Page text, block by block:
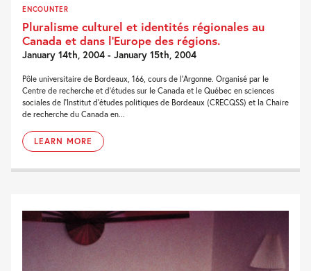
ENCOUNTER
Pluralisme culturel et identités régionales au
Canada et dans l’Europe des régions.
January 14th, 2004 - January 15th, 2004
Pôle universitaire de Bordeaux, 166, cours de l’Argonne. Organisé par le
Centre de recherche et d’études sur le Canada et le Québec en sciences
sociales de l’Institut d’études politiques de Bordeaux (CRECQSS) et la Chaire
de recherche du Canada en...
LEARN MORE